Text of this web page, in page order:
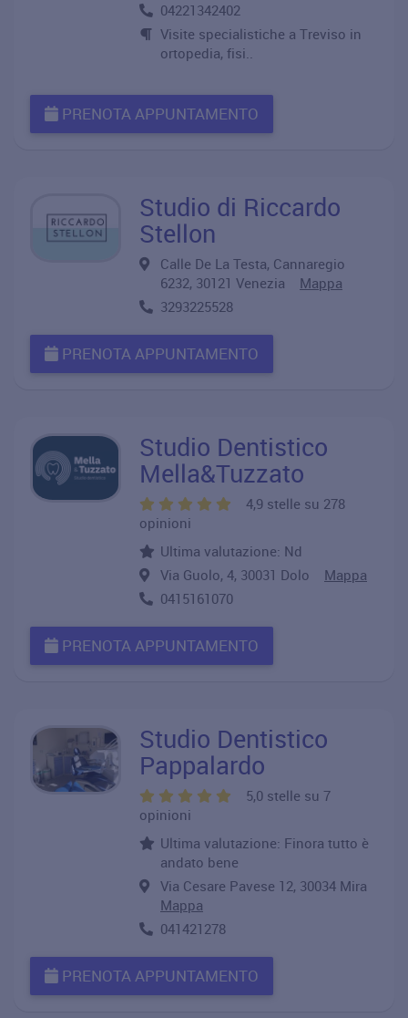
04221342402
Visite specialistiche a Treviso in
ortopedia, fisi..
PRENOTA APPUNTAMENTO
Studio di Riccardo
Stellon
Calle De La Testa, Cannaregio
6232, 30121 Venezia Mappa
3293225528
PRENOTA APPUNTAMENTO
Studio Dentistico
Mella&Tuzzato
4,9 stelle su 278
opinioni
Ultima valutazione: Nd
Via Guolo, 4, 30031 Dolo Mappa
0415161070
PRENOTA APPUNTAMENTO
Studio Dentistico
Pappalardo
5,0 stelle su 7
opinioni
Ultima valutazione: Finora tutto è
andato bene
Via Cesare Pavese 12, 30034 Mira
Mappa
041421278
PRENOTA APPUNTAMENTO